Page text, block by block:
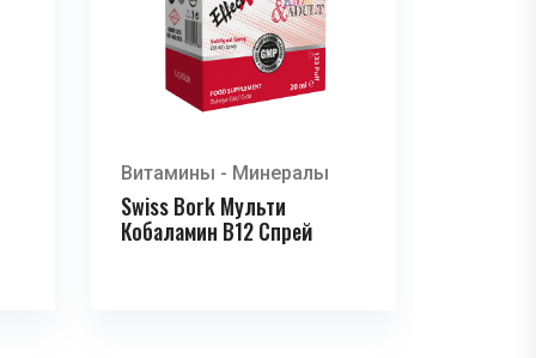
Витамины - Минералы
Swiss Bork Мульти
Кобаламин B12 Спрей